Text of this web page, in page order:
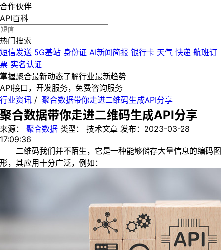
合作伙伴
API百科
热门搜索
短信发送 5G基站 身份证 AI新闻简报 银行卡 天气 快递 航班订
票 实名认证
掌握聚合最新动态了解行业最新趋势
API接口，开发服务，免费咨询服务
行业资讯 / 聚合数据带你走进二维码生成API分享
聚合数据带你走进二维码生成API分享
来源： 聚合数据 类型： 技术文章 发布： 2023-03-28
17:09:36
二维码我们并不陌生，它是一种能够储存大量信息的编码图
形，其应用十分广泛，例如：